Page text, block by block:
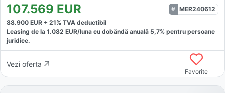
107.569 EUR
MER240612
88.900 EUR + 21% TVA deductibil
Leasing de la 1.082 EUR/luna cu dobăndă anuală 5,7% pentru persoane
juridice.
Vezi oferta
Favorite